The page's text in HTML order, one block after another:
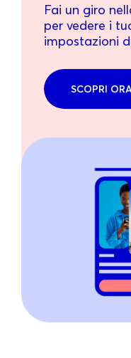
Fai un giro
per vedere i
impostazioni
SCOPRI